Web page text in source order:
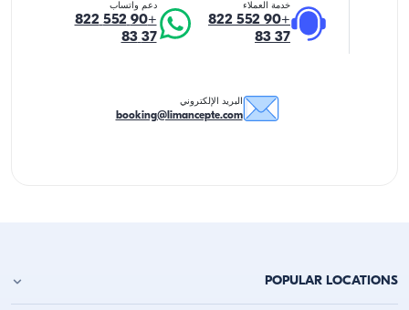
خدمة العملاء
+90 552 822
37 83
دعم واتساب
+90 552 822
37 83
البريد الإلكتروني
booking@limancepte.com
POPULAR LOCATIONS